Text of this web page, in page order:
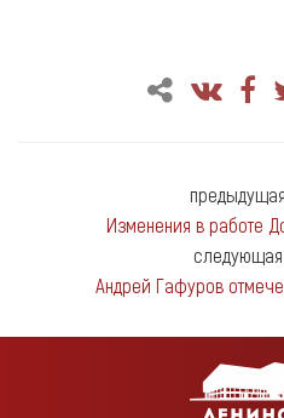
Изменения в работе
следующая
Андрей Гафуров